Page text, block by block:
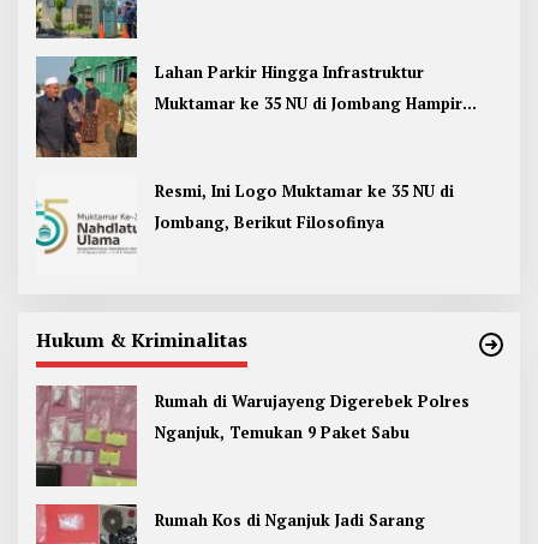
Lahan Parkir Hingga Infrastruktur
Muktamar ke 35 NU di Jombang Hampir
Resmi, Ini Logo Muktamar ke 35 NU di
Jombang, Berikut Filosofinya
Hukum & Kriminalitas
Rumah di Warujayeng Digerebek Polres
Nganjuk, Temukan 9 Paket Sabu
Rumah Kos di Nganjuk Jadi Sarang